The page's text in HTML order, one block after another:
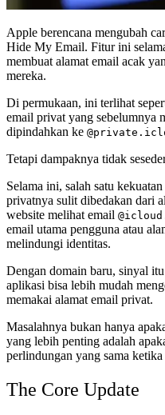
Apple berencana mengubah
Hide My Email. Fitur ini
membuat alamat email acak
mereka.
Di permukaan, ini terlihat
email privat yang sebelumnya
dipindahkan ke
Tetapi dampaknya tidak
Selama ini, salah satu
privatnya sulit dibedakan dari
website melihat email
email utama pengguna atau
melindungi identitas.
Dengan domain baru, sinyal
aplikasi bisa lebih mudah
memakai alamat email privat.
Masalahnya bukan hanya
yang lebih penting adalah
perlindungan yang sama
The Core Update